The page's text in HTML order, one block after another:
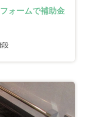
ォームで補助金
段